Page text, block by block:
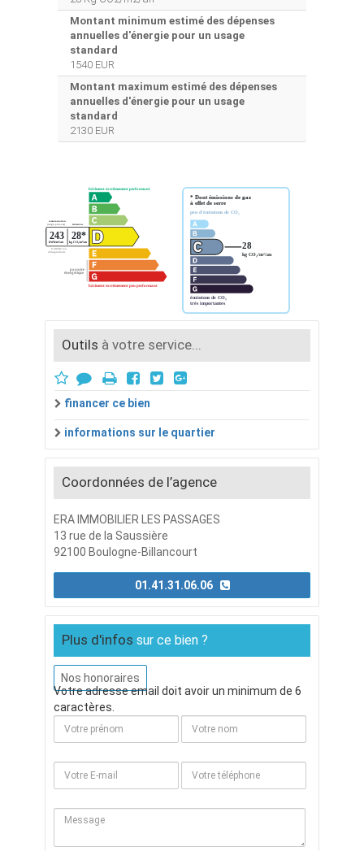
Montant minimum estimé des dépenses
annuelles d'énergie pour un usage
standard
1540 EUR
Montant maximum estimé des dépenses
annuelles d'énergie pour un usage
standard
2130 EUR
Outils à votre service...
financer ce bien
informations sur le quartier
Coordonnées de l’agence
ERA IMMOBILIER LES PASSAGES
13 rue de la Saussière
92100 Boulogne-Billancourt
Plus d'infos sur ce bien ?
Nos honoraires
Votre adresse email doit avoir un minimum de 6
caractères.